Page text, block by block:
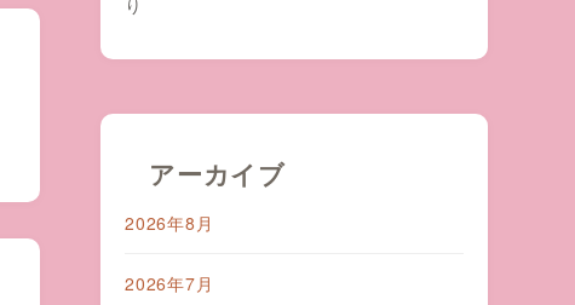
り
アーカイブ
2026年8月
2026年7月